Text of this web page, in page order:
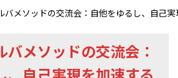
バメソッドの交流会：自他をゆるし、自己
バメソッドの交流会：